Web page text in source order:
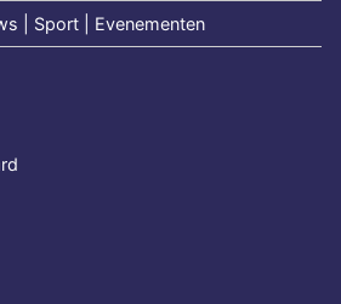
| Sport | Evenementen